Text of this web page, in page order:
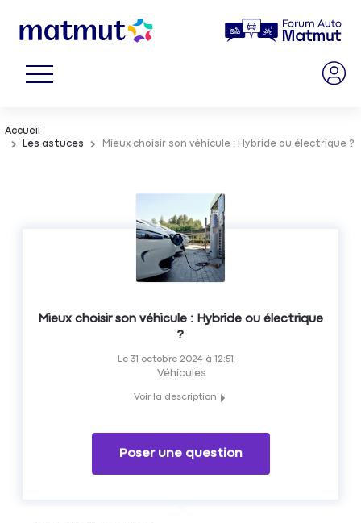
Accueil
Les astuces
Mieux choisir son véhicule : Hybride ou électrique ?
Mieux choisir son véhicule : Hybride ou électrique
?
Le 31 octobre 2024à 12:51
Véhicules
Voir la description
aider à choisir entre une voiture hybride ou électrique.
Poser une question